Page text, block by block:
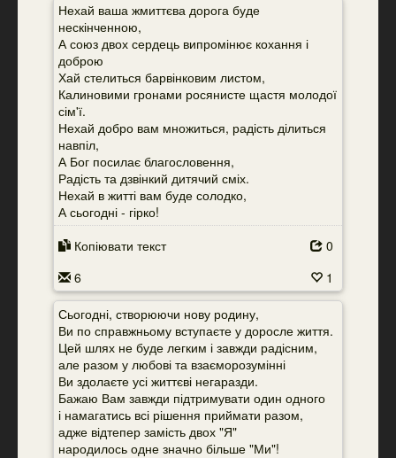
Нехай ваша жмиттєва дорога буде
нескінченною,
А союз двох сердець випромінює кохання і
доброю
Хай стелиться барвінковим листом,
Калиновими гронами росянисте щастя молодої
сім'ї.
Нехай добро вам множиться, радість ділиться
навпіл,
А Бог посилає благословення,
Радість та дзвінкий дитячий сміх.
Нехай в житті вам буде солодко,
А сьогодні - гірко!
Копіювати текст
0
6
1
Сьогодні, створюючи нову родину,
Ви по справжньому вступаєте у доросле життя.
Цей шлях не буде легким і завжди радісним,
але разом у любові та взаєморозумінні
Ви здолаєте усі життєві негаразди.
Бажаю Вам завжди підтримувати один одного
і намагатись всі рішення приймати разом,
адже відтепер замість двох "Я"
народилось одне значно більше "Ми"!